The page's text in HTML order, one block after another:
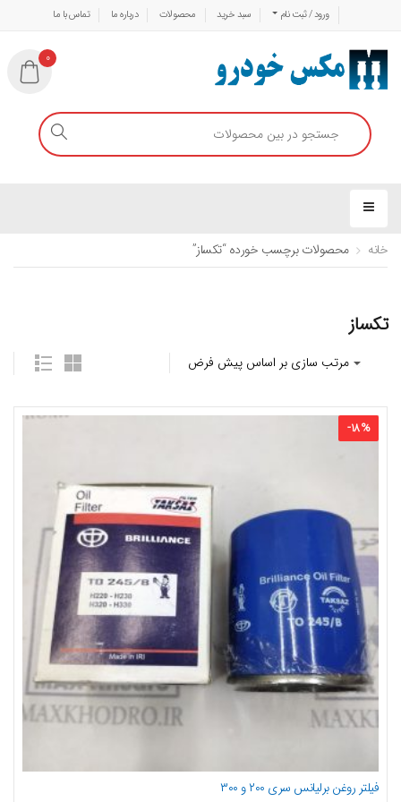
ورود / ثبت نام سبد خرید محصولات درباره ما تماس با ما
0
خانه محصولات برچسب خورده “تکساز”
تکساز
-18%
فیلتر روغن برلیانس سری ۲۰۰ و ۳۰۰